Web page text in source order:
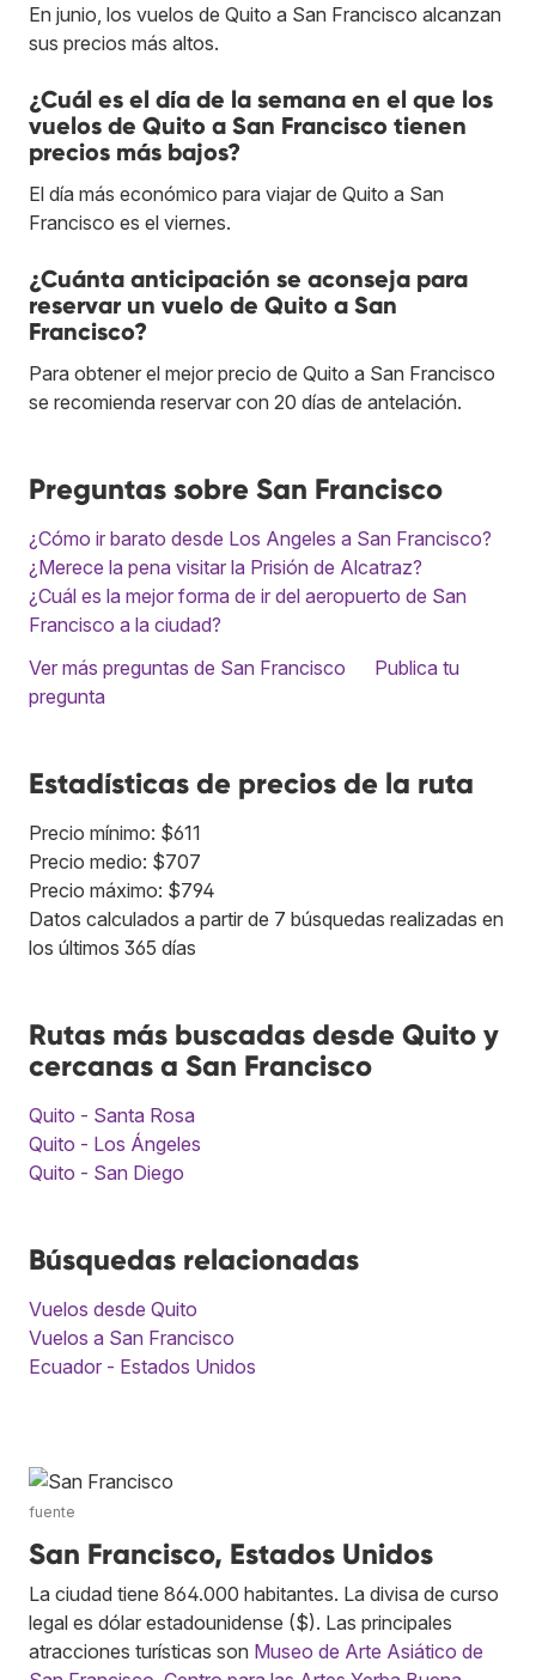
En junio, los vuelos de Quito a San Francisco alcanzan
sus precios más altos.
¿Cuál es el día de la semana en el que los
vuelos de Quito a San Francisco tienen
precios más bajos?
El día más económico para viajar de Quito a San
Francisco es el viernes.
¿Cuánta anticipación se aconseja para
reservar un vuelo de Quito a San
Francisco?
Para obtener el mejor precio de Quito a San Francisco
se recomienda reservar con 20 días de antelación.
Preguntas sobre San Francisco
¿Cómo ir barato desde Los Angeles a San Francisco?
¿Merece la pena visitar la Prisión de Alcatraz?
¿Cuál es la mejor forma de ir del aeropuerto de San
Francisco a la ciudad?
Ver más preguntas de San Francisco
Publica tu
pregunta
Estadísticas de precios de la ruta
Precio mínimo: $611
Precio medio: $707
Precio máximo: $794
Datos calculados a partir de 7 búsquedas realizadas en
los últimos 365 días
Rutas más buscadas desde Quito y
cercanas a San Francisco
Quito - Santa Rosa
Quito - Los Ángeles
Quito - San Diego
Búsquedas relacionadas
Vuelos desde Quito
Vuelos a San Francisco
Ecuador - Estados Unidos
fuente
San Francisco, Estados Unidos
La ciudad tiene 864.000 habitantes. La divisa de curso
legal es dólar estadounidense ($). Las principales
atracciones turísticas son Museo de Arte Asiático de